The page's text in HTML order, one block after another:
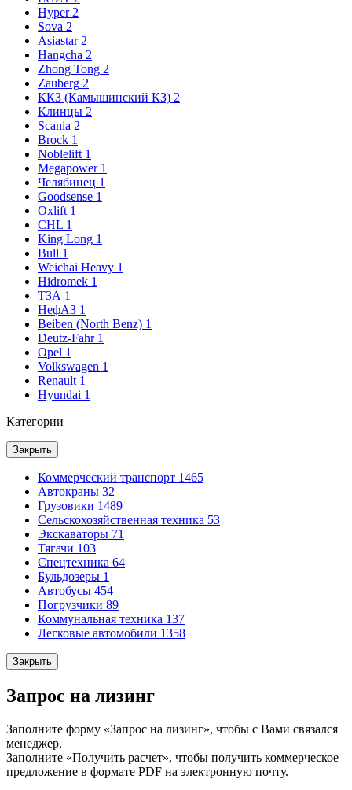
Hyper 2
Sova 2
Asiastar 2
Hangcha 2
Zhong Tong 2
Zauberg 2
ККЗ (Камышинский КЗ) 2
Клинцы 2
Scania 2
Brock 1
Noblelift 1
Megapower 1
Челябинец 1
Goodsense 1
Oxlift 1
CHL 1
King Long 1
Bull 1
Weichai Heavy 1
Hidromek 1
ТЗА 1
НефАЗ 1
Beiben (North Benz) 1
Deutz-Fahr 1
Opel 1
Volkswagen 1
Renault 1
Hyundai 1
Категории
Закрыть
Коммерческий транспорт 1465
Автокраны 32
Грузовики 1489
Сельскохозяйственная техника 53
Экскаваторы 71
Тягачи 103
Спецтехника 64
Бульдозеры 1
Автобусы 454
Погрузчики 89
Коммунальная техника 137
Легковые автомобили 1358
Закрыть
Запрос на лизинг
Заполните форму «Запрос на лизинг», чтобы с Вами связался
менеджер.
Заполните «Получить расчет», чтобы получить коммерческое
предложение в формате PDF на электронную почту.